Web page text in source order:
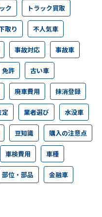
ク トラック買取
取り 不人気車
事故対応 事故車
免許 古い車
廃車費用 抹消登録
定 業者選び 水没車
豆知識 購入の注意点
車検費用 車種
部位・部品 金融車